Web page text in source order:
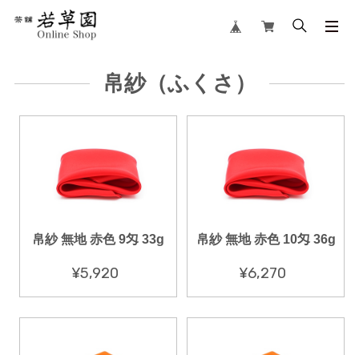
帛紗（ふくさ）
帛紗 無地 赤色 9匁 33g
¥5,920
帛紗 無地 赤色 10匁 36g
¥6,270